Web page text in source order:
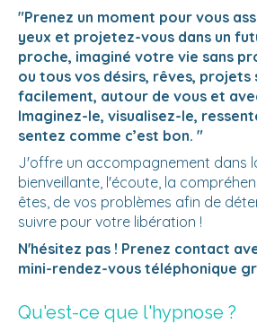
"Prenez un moment pour vous
yeux et projetez-vous dans un
proche, imaginé votre vie sans
ou tous vos désirs, rêves, projets
facilement, autour de vous et
Imaginez-le, visualisez-le,
sentez comme c’est bon. "
J'offre un accompagnement dans
bienveillante, l'écoute, la
êtes, de vos problèmes afin de
suivre pour votre libération !
N'hésitez pas ! Prenez contact
mini-rendez-vous téléphonique
Qu'est-ce que l'hypnose ?